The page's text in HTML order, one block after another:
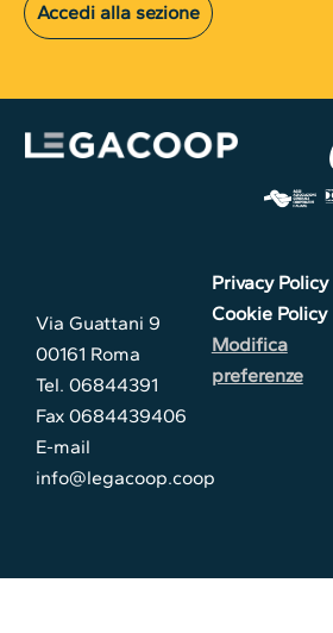
Accedi alla sezione
Via Guattani 9
00161 Roma
Tel. 06844391
Fax 0684439406
E-mail
info@legacoop.coop
Privacy Policy
Cookie Policy
Modifica
preferenze